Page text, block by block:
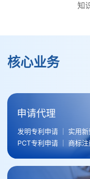
知
核心业务
申请代理
发明专利申请 实用
PCT专利申请
商标注